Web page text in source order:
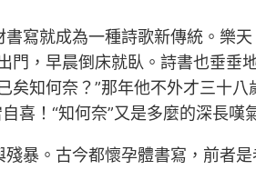
寫就成為一種詩歌新傳統。樂
門，早晨倒床就臥。詩書也垂
矣知何奈？”那年他不外才三十
喜！“知何奈”又是多麼的深長嘆
暴。古今都懷孕體書寫，前者